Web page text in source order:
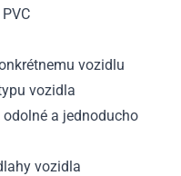
vozidlu
vozidla
a jednoducho
vozidla